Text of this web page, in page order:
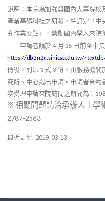
說明：本院為加強與國內大專院校
產業基礎科技之研發，特訂定「
究作業要點」，獎勵國內學人來院
申請者請於 4 月 15 日前至中
https://db3n2u.sinica.edu.tw/
傳後，列印 1 式 3 份，由服務機關
究所、中心提出申請。申請者合
次受理申請來院訪問之期間為： 108
※ 相關問題請洽承辦人：學
2787-2563
最近更新: 2019-03-13